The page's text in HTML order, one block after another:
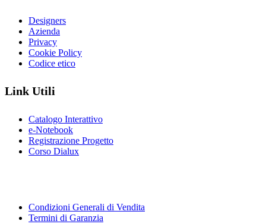
Designers
Azienda
Privacy
Cookie Policy
Codice etico
Link Utili
Catalogo Interattivo
e-Notebook
Registrazione Progetto
Corso Dialux
Condizioni Generali di Vendita
Termini di Garanzia